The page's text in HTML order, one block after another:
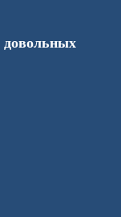
довольных